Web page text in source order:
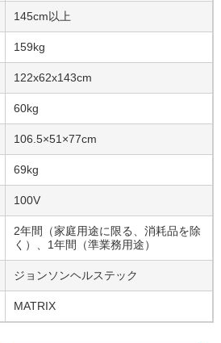
145cm以上
159kg
122x62x143cm
60kg
106.5×51×77cm
69kg
100V
2年間（家庭用途に限る、消耗品を除
く）、1年間（準業務用途）
ジョンソンヘルステック
MATRIX